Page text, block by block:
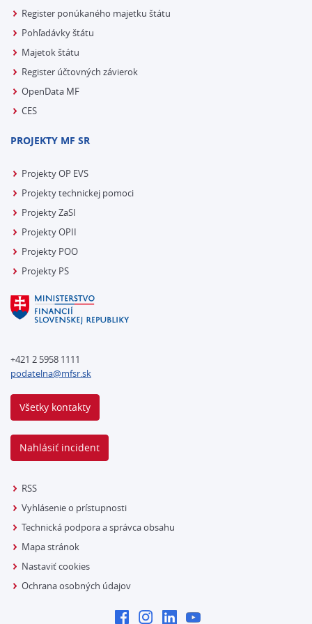
Register ponúkaného majetku štátu
Pohľadávky štátu
Majetok štátu
Register účtovných závierok
OpenData MF
CES
PROJEKTY MF SR
Projekty OP EVS
Projekty technickej pomoci
Projekty ZaSI
Projekty OPII
Projekty POO
Projekty PS
+421 2 5958 1111
podatelna@mfsr.sk
Všetky kontakty
Nahlásiť incident
RSS
Vyhlásenie o prístupnosti
Technická podpora a správca obsahu
Mapa stránok
Nastaviť cookies
Ochrana osobných údajov